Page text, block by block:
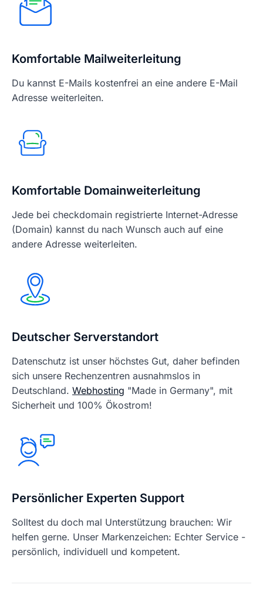
Komfortable Mailweiterleitung
Du kannst E-Mails kostenfrei an eine andere E-Mail
Adresse weiterleiten.
Komfortable Domainweiterleitung
Jede bei checkdomain registrierte Internet-Adresse
(Domain) kannst du nach Wunsch auch auf eine
andere Adresse weiterleiten.
Deutscher Serverstandort
Datenschutz ist unser höchstes Gut, daher befinden
sich unsere Rechenzentren ausnahmslos in
Deutschland. Webhosting "Made in Germany", mit
Sicherheit und 100% Ökostrom!
Persönlicher Experten Support
Solltest du doch mal Unterstützung brauchen: Wir
helfen gerne. Unser Markenzeichen: Echter Service -
persönlich, individuell und kompetent.